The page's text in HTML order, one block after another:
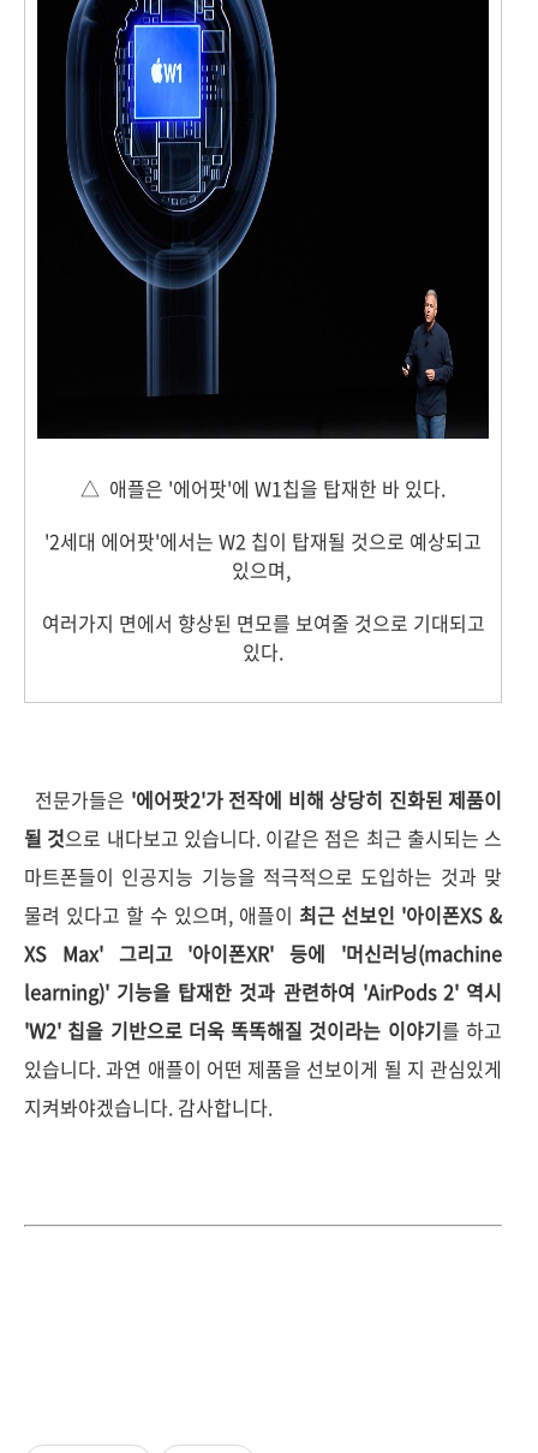
△ 애플은 '에어팟'에 W1칩을 탑재한 바 있다.
'2세대 에어팟'에서는 W2 칩이 탑재될 것으로 예상되고
있으며,
여러가지 면에서 향상된 면모를 보여줄 것으로 기대되고
있다.
전문가들은 '에어팟2'가 전작에 비해 상당히 진화된 제품이
될 것으로 내다보고 있습니다. 이같은 점은 최근 출시되는 스
마트폰들이 인공지능 기능을 적극적으로 도입하는 것과 맞
물려 있다고 할 수 있으며, 애플이 최근 선보인 '아이폰XS &
XS Max' 그리고 '아이폰XR' 등에 '머신러닝(machine
learning)' 기능을 탑재한 것과 관련하여 'AirPods 2' 역시
'W2' 칩을 기반으로 더욱 똑똑해질 것이라는 이야기를 하고
있습니다. 과연 애플이 어떤 제품을 선보이게 될 지 관심있게
지켜봐야겠습니다. 감사합니다.